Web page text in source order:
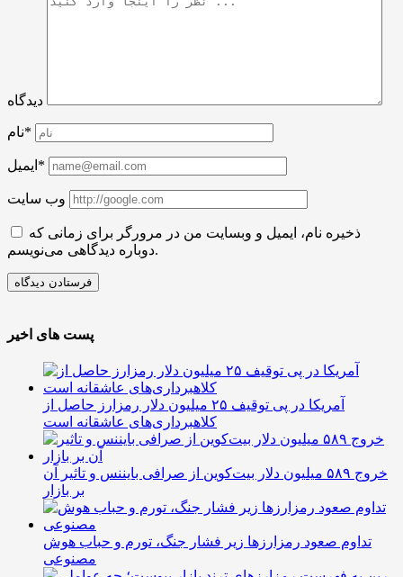
دیدگاه
نام*
ایمیل*
وب سایت
ذخیره نام، ایمیل و وبسایت من در مرورگر برای زمانی که
دوباره دیدگاهی می‌نویسم.
پست های اخیر
آمریکا در پی توقیف ۲۵ میلیون دلار رمزارز حاصل از
کلاهبرداری‌های عاشقانه است
خروج ۵۸۹ میلیون دلار بیت‌کوین از صرافی بایننس و تاثیر آن
بر بازار
تداوم صعود رمزارزها زیر فشار جنگ، تورم و حباب هوش
مصنوعی